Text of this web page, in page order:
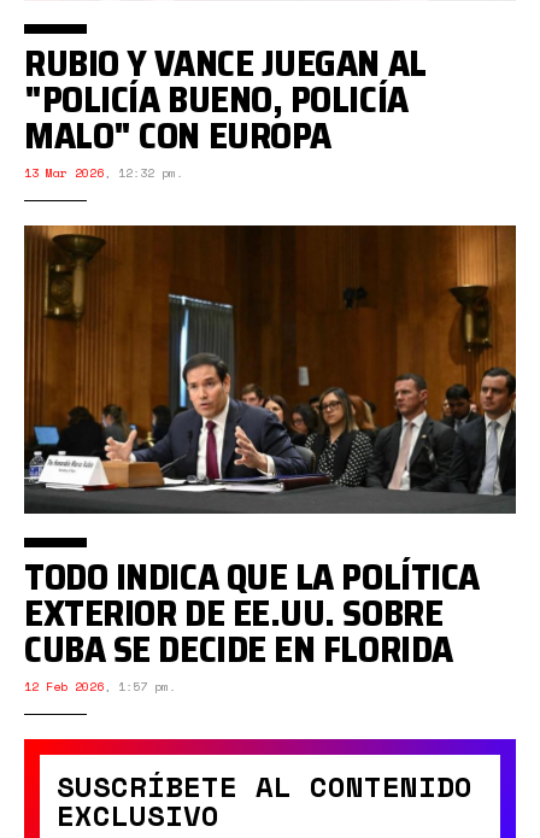
RUBIO Y VANCE JUEGAN AL
"POLICÍA BUENO, POLICÍA
MALO" CON EUROPA
13 Mar 2026, 12:32 pm.
SUSCRÍBETE AL CONTENIDO
EXCLUSIVO
TODO INDICA QUE LA POLÍTICA
EXTERIOR DE EE.UU. SOBRE
CUBA SE DECIDE EN FLORIDA
12 Feb 2026, 1:57 pm.